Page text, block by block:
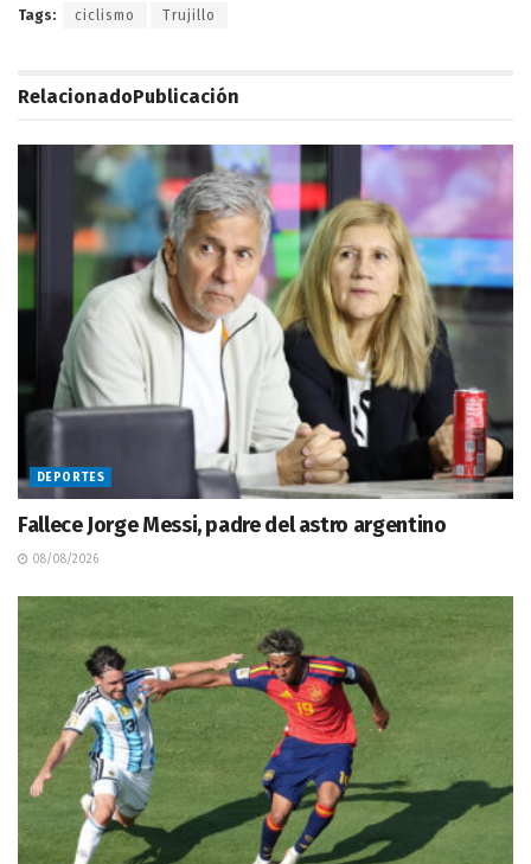
Tags: ciclismo Trujillo
RelacionadoPublicación
DEPORTES
Fallece Jorge Messi, padre del astro argentino
08/08/2026